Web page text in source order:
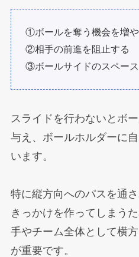
①ボールを奪う機会を増
②相手の前進を阻止する
③ボールサイドのスペー
スライドを行わないとボ
与え、ボールホルダーに
います。
特に縦方向へのパスを通
きっかけを作ってしまう
手やチーム全体として横
が重要です。